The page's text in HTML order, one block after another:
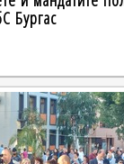
Бургас